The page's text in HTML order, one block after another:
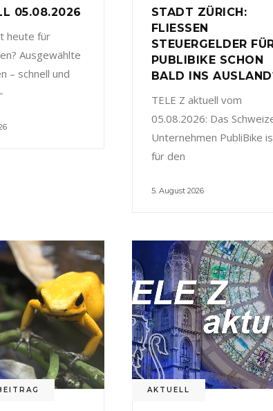
05.08.2026
heute für
Ausgewählte
– schnell und
STADT ZÜRICH:
FLIESSEN
STEUERGELDER
PUBLIBIKE SCHON
BALD INS
TELE Z aktuell vom
05.08.2026: Das
Unternehmen PubliBike
für den
5. August 2026
AKTUELL